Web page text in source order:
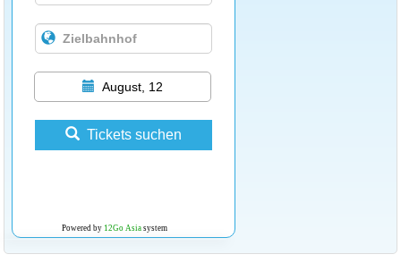
August, 12
Tickets suchen
Powered by 12Go Asiasystem